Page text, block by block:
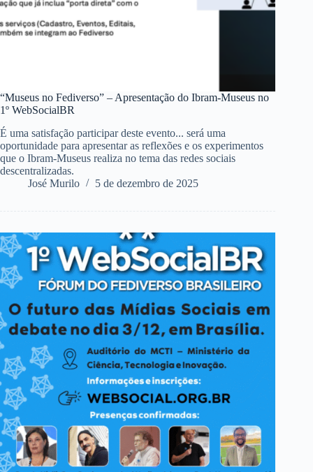
“Museus no Fediverso” – Apresentação do Ibram-Museus no
1º WebSocialBR
É uma satisfação participar deste evento... será uma
oportunidade para apresentar as reflexões e os experimentos
que o Ibram-Museus realiza no tema das redes sociais
descentralizadas.
José Murilo
5 de dezembro de 2025